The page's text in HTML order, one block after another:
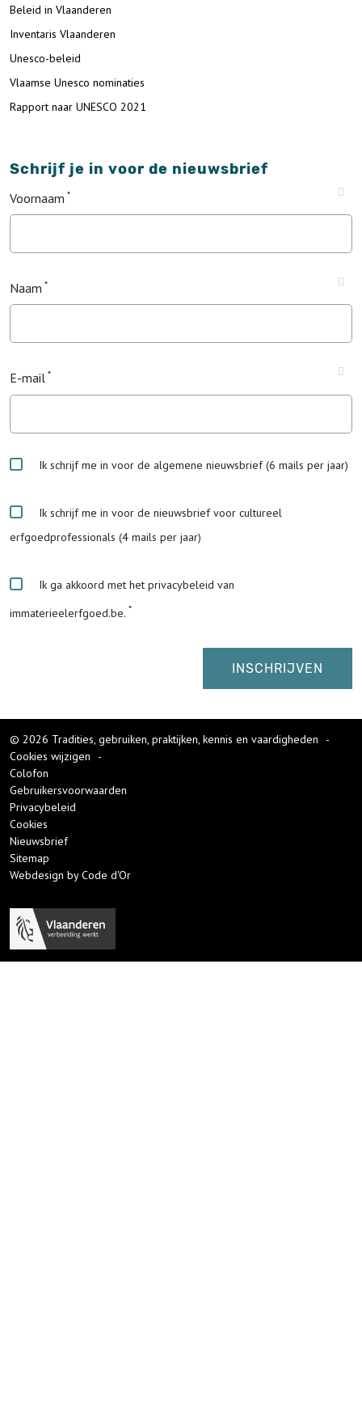
Beleid in Vlaanderen
Inventaris Vlaanderen
Unesco-beleid
Vlaamse Unesco nominaties
Rapport naar UNESCO 2021
Schrijf je in voor de nieuwsbrief
Voornaam
Naam
E-mail
Ik schrijf me in voor de algemene nieuwsbrief (6 mails per jaar)
Ik schrijf me in voor de nieuwsbrief voor cultureel
erfgoedprofessionals (4 mails per jaar)
Ik ga akkoord met het privacybeleid van
immaterieelerfgoed.be.
© 2026 Tradities, gebruiken, praktijken, kennis en vaardigheden
-
Cookies wijzigen
-
Colofon
Gebruikersvoorwaarden
Privacybeleid
Cookies
Nieuwsbrief
Sitemap
Webdesign by Code d'Or